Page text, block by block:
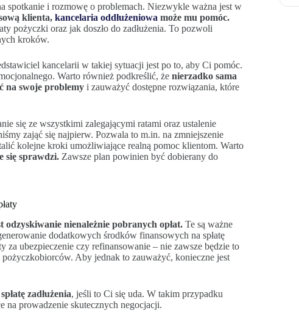
spotkanie i rozmowę o problemach. Niezwykle ważna jest w
klienta, kancelaria oddłużeniowa może mu pomóc.
pożyczki oraz jak doszło do zadłużenia. To pozwoli
kroków.
kancelarii w takiej sytuacji jest po to, aby Ci pomóc.
Warto również podkreślić, że nierzadko sama
na swoje problemy i zauważyć dostępne rozwiązania, które
się ze wszystkimi zalegającymi ratami oraz ustalenie
zająć się najpierw. Pozwala to m.in. na zmniejszenie
kolejne kroki umożliwiające realną pomoc klientom. Warto
się sprawdzi. Zawsze plan powinien być dobierany do
odzyskiwanie nienależnie pobranych opłat. Te są ważne
dodatkowych środków finansowych na spłatę
za ubezpieczenie czy refinansowanie – nie zawsze będzie to
Aby jednak to zauważyć, konieczne jest
zadłużenia, jeśli to Ci się uda. W takim przypadku
na prowadzenie skutecznych negocjacji.